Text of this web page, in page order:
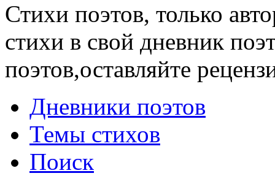
Стихи поэтов, только
стихи в свой дневник
поэтов,оставляйте
Дневники поэтов
Темы стихов
Поиск